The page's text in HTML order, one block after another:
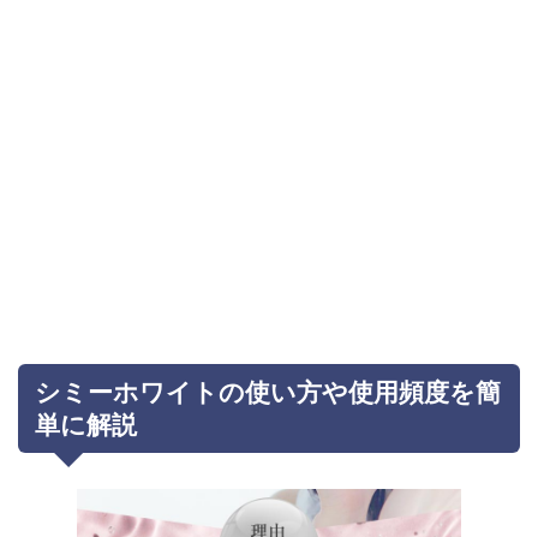
シミーホワイトの使い方や使用頻度を簡
単に解説